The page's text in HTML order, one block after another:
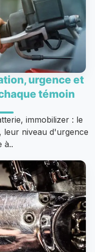
urgence et
témoin
immobilizer : le
leur niveau d'urgence
à..